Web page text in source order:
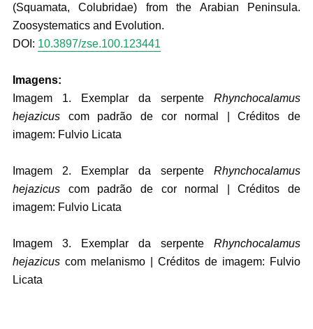
(Squamata, Colubridae) from the Arabian Peninsula.
Zoosystematics and Evolution.
DOI: 10.3897/zse.100.123441
Imagens:
Imagem 1. Exemplar da serpenteRhynchocalamus
hejazicuscom padrão de cor normal | Créditos de
imagem: Fulvio Licata
Imagem 2. Exemplar da serpenteRhynchocalamus
hejazicuscom padrão de cor normal | Créditos de
imagem: Fulvio Licata
Imagem 3. Exemplar da serpenteRhynchocalamus
hejazicuscom melanismo | Créditos de imagem: Fulvio
Licata